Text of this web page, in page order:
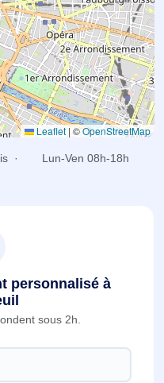
Leaflet|©OpenStreetMap
· Lun-Ven 08h-18h
personnalisé à
sous 2h.